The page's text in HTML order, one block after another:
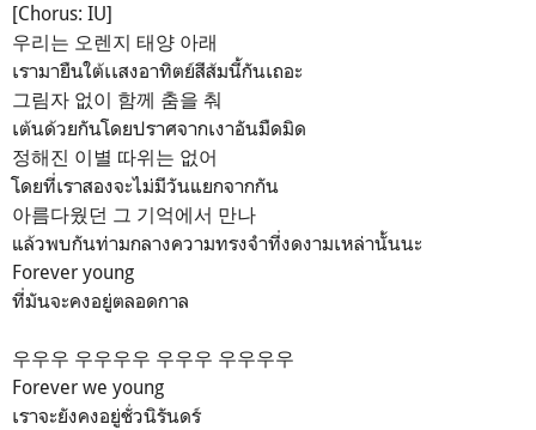
[Chorus: IU]
우리는 오렌지 태양 아래
เรามายืนใต้เเสงอาทิตย์สีส้มนี้กันเถอะ
그림자 없이 함께 춤을 춰
เต้นด้วยกันโดยปราศจากเงาอันมืดมิด
정해진 이별 따위는 없어
โดยที่เราสองจะไม่มีวันแยกจากกัน
아름다웠던 그 기억에서 만나
แล้วพบกันท่ามกลางความทรงจำที่งดงามเหล่านั้นนะ
Forever young
ที่มันจะคงอยู่ตลอดกาล
우우우 우우우우 우우우 우우우우
Forever we young
เราจะยังคงอยู่ชั่วนิรันดร์